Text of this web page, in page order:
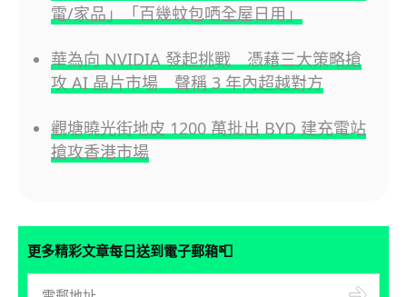
電/家品」「百幾蚊包哂全屋日用」
華為向 NVIDIA 發起挑戰 憑藉三大策略搶
攻 AI 晶片市場 聲稱 3 年內超越對方
觀塘曉光街地皮 1200 萬批出 BYD 建充電站
搶攻香港市場
更多精彩文章每日送到電子郵箱📮